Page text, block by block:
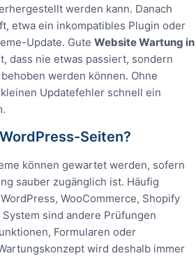
werden kann. Danach
etwa ein inkompatibles Plugin oder
Update. Gute Website Wartung in
dass nie etwas passiert, sondern
werden können. Ohne
Updatefehler schnell ein
Seiten?
können gewartet werden, sofern
sauber zugänglich ist. Häufig
WooCommerce, Shopify
sind andere Prüfungen
Formularen oder
wird deshalb immer